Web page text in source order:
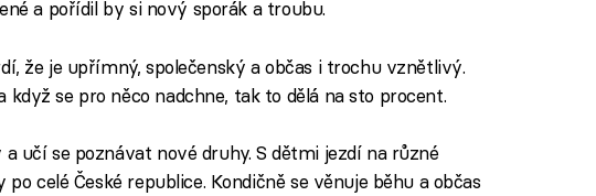
a pořídil by si nový sporák a troubu.
že je upřímný, společenský a občas i trochu vznětlivý.
když se pro něco nadchne, tak to dělá na sto procent.
a učí se poznávat nové druhy. S dětmi jezdí na různé
celé České republice. Kondičně se věnuje běhu a občas